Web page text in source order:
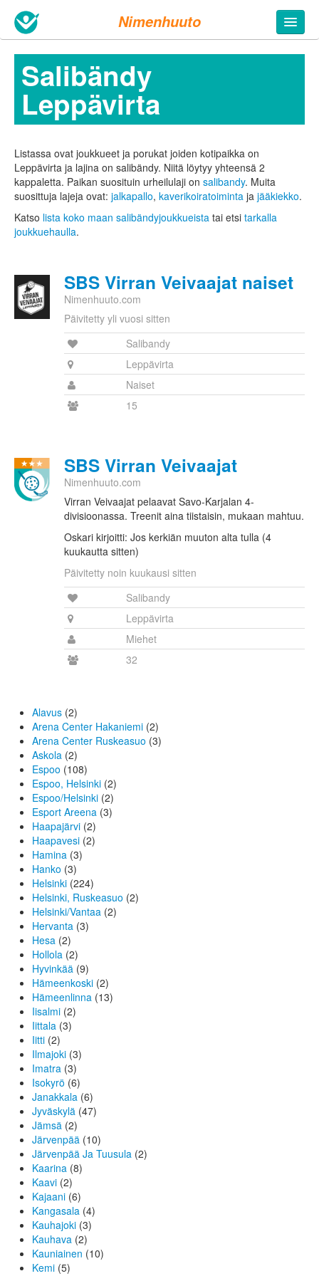
Nimenhuuto
Salibändy
Leppävirta
Listassa ovat joukkueet ja porukat joiden kotipaikka on
Leppävirta ja lajina on salibändy. Niitä löytyy yhteensä 2
kappaletta. Paikan suosituin urheilulaji on salibandy. Muita
suosittuja lajeja ovat: jalkapallo, kaverikoiratoiminta ja jääkiekko.
Katso lista koko maan salibändyjoukkueista tai etsi tarkalla
joukkuehaulla.
SBS Virran Veivaajat naiset
Nimenhuuto.com
Päivitetty yli vuosi sitten
Salibandy
Leppävirta
Naiset
15
SBS Virran Veivaajat
Nimenhuuto.com
Virran Veivaajat pelaavat Savo-Karjalan 4-
divisioonassa. Treenit aina tiistaisin, mukaan mahtuu.
Oskari kirjoitti: Jos kerkiän muuton alta tulla (4
kuukautta sitten)
Päivitetty noin kuukausi sitten
Salibandy
Leppävirta
Miehet
32
Alavus (2)
Arena Center Hakaniemi (2)
Arena Center Ruskeasuo (3)
Askola (2)
Espoo (108)
Espoo, Helsinki (2)
Espoo/Helsinki (2)
Esport Areena (3)
Haapajärvi (2)
Haapavesi (2)
Hamina (3)
Hanko (3)
Helsinki (224)
Helsinki, Ruskeasuo (2)
Helsinki/Vantaa (2)
Hervanta (3)
Hesa (2)
Hollola (2)
Hyvinkää (9)
Hämeenkoski (2)
Hämeenlinna (13)
Iisalmi (2)
Iittala (3)
Iitti (2)
Ilmajoki (3)
Imatra (3)
Isokyrö (6)
Janakkala (6)
Jyväskylä (47)
Jämsä (2)
Järvenpää (10)
Järvenpää Ja Tuusula (2)
Kaarina (8)
Kaavi (2)
Kajaani (6)
Kangasala (4)
Kauhajoki (3)
Kauhava (2)
Kauniainen (10)
Kemi (5)